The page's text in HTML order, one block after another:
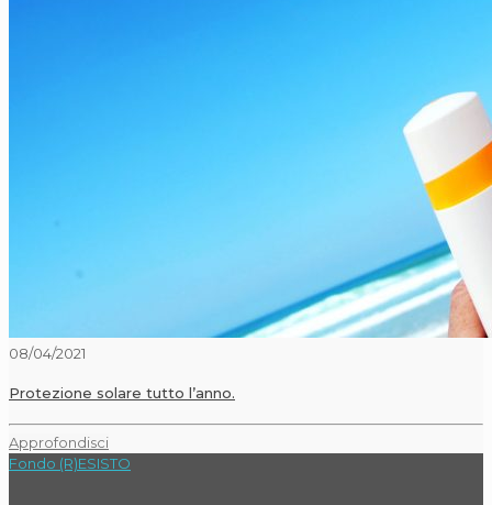
08/04/2021
Protezione solare tutto l’anno.
Approfondisci
Fondo (R)ESISTO